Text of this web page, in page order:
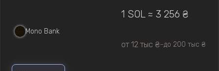
Mono Bank
1 SOL ≈ 3 256 ₴
от 12 тыс ₴—до 200 тыс ₴